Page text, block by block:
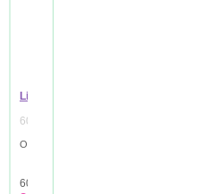
Line Repair Fix Ha Repair Mask
60 мл
Обновляющая маска с ретинолом
60 мл